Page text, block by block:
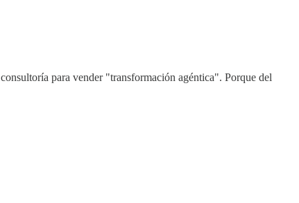
para vender "transformación agéntica". Porque del